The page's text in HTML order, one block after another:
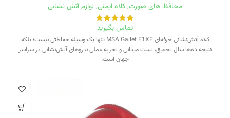
محافظ های صورت,کلاه ایمنی, لوازم آتش نشانی
تماس بگیرید
کلاه آتش‌نشانی حرفه‌ای MSA Gallet F1XF تنها یک وسیله حفاظتی نیست؛ بلکه
نتیجه ده‌ها سال تحقیق، تست میدانی و تجربه عملی نیروهای آتش‌نشانی در سراسر
جهان است.